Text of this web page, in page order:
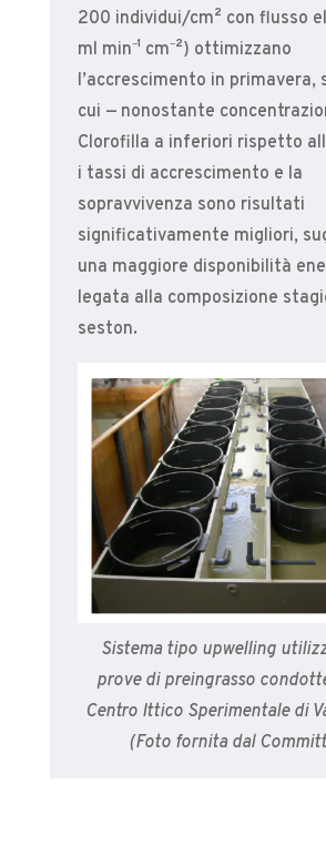
200 individui/cm² con flusso
ml min⁻¹ cm⁻²) ottimizzano
l’accrescimento in primavera,
cui — nonostante
Clorofilla a inferiori rispetto
i tassi di accrescimento e la
sopravvivenza sono risultati
significativamente migliori,
una maggiore disponibilità
legata alla composizione
seston.
Sistema tipo upwelling
prove di preingrasso
Centro Ittico Sperimentale di
(Foto fornita dal